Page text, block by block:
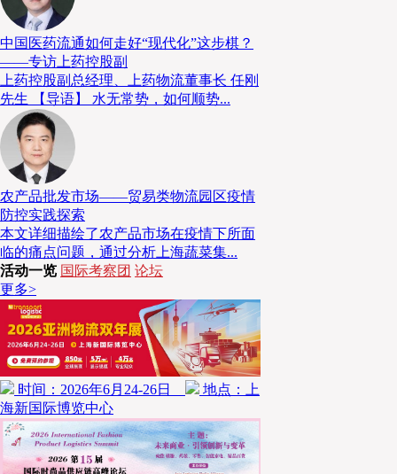
也包括未来将作为使用者利用道路的制造商在内，已
见与评论。
此外，一项旨在实施自动物流道路的公私合作示范试
验选取了六个应用案例，以验证实施自动化物流道路
备的自动驾驶、异常检测与规避以及运输设备的通讯
中国医药流通如何走好“现代化”这步棋？
——专访上药控股副
上药控股副总经理、上药物流董事长 任刚
先生 【导语】 水无常势，如何顺势...
农产品批发市场——贸易类物流园区疫情
防控实践探索
本文详细描绘了农产品市场在疫情下所面
临的痛点问题，通过分析上海蔬菜集...
活动一览 国际考察团 论坛
更多>
时间：2026年6月24-26日
地点：上
海新国际博览中心